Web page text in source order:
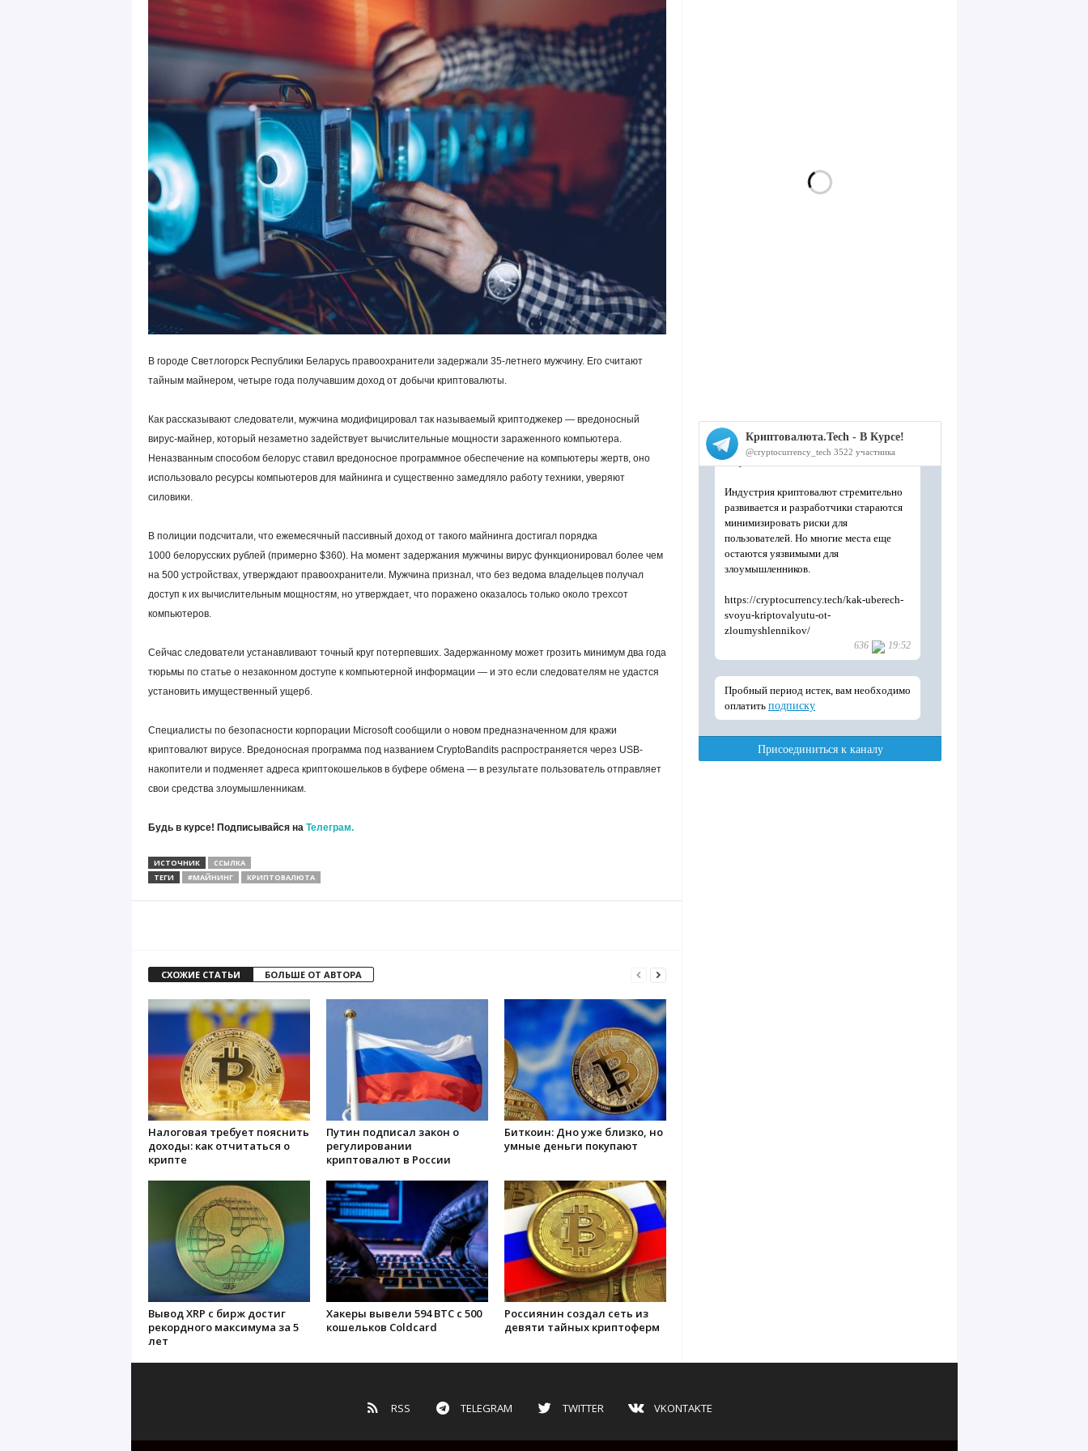
В городе Светлогорск Республики Беларусь правоохранители задержали 35-летнего мужчину. Его считают
тайным майнером, четыре года получавшим доход от добычи криптовалюты.
Как рассказывают следователи, мужчина модифицировал так называемый криптоджекер — вредоносный
вирус‑майнер, который незаметно задействует вычислительные мощности зараженного компьютера.
Неназванным способом белорус ставил вредоносное программное обеспечение на компьютеры жертв, оно
использовало ресурсы компьютеров для майнинга и существенно замедляло работу техники, уверяют
силовики.
В полиции подсчитали, что ежемесячный пассивный доход от такого майнинга достигал порядка
1000 белорусских рублей (примерно $360). На момент задержания мужчины вирус функционировал более чем
на 500 устройствах, утверждают правоохранители. Мужчина признал, что без ведома владельцев получал
доступ к их вычислительным мощностям, но утверждает, что поражено оказалось только около трехсот
компьютеров.
Сейчас следователи устанавливают точный круг потерпевших. Задержанному может грозить минимум два года
тюрьмы по статье о незаконном доступе к компьютерной информации — и это если следователям не удастся
установить имущественный ущерб.
Специалисты по безопасности корпорации Microsoft сообщили о новом предназначенном для кражи
криптовалют вирусе. Вредоносная программа под названием CryptoBandits распространяется через USB-
накопители и подменяет адреса криптокошельков в буфере обмена — в результате пользователь отправляет
свои средства злоумышленникам.
Будь в курсе! Подписывайся на Телеграм.
ИСТОЧНИК
ССЫЛКА
ТЕГИ
#МАЙНИНГ КРИПТОВАЛЮТА
СХОЖИЕ СТАТЬИ БОЛЬШЕ ОТ АВТОРА
Налоговая требует пояснить
доходы: как отчитаться о
крипте
Путин подписал закон о
регулировании
криптовалют в России
Биткоин: Дно уже близко, но
умные деньги покупают
Вывод XRP с бирж достиг
рекордного максимума за 5
лет
Хакеры вывели 594 BTC с 500
кошельков Coldcard
Россиянин создал сеть из
девяти тайных криптоферм
RSS TELEGRAM TWITTER VKONTAKTE